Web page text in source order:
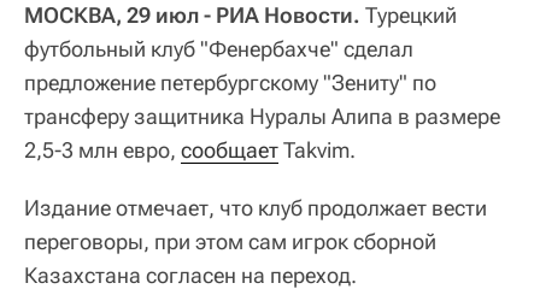
МОСКВА, 29 июл - РИА Новости. Турецкий
футбольный клуб "Фенербахче" сделал
предложение петербургскому "Зениту" по
трансферу защитника Нуралы Алипа в размере
2,5-3 млн евро, сообщаетTakvim.
Издание отмечает, что клуб продолжает вести
переговоры, при этом сам игрок сборной
Казахстана согласен на переход.